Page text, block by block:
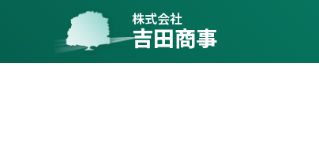
株式会社
吉田商事